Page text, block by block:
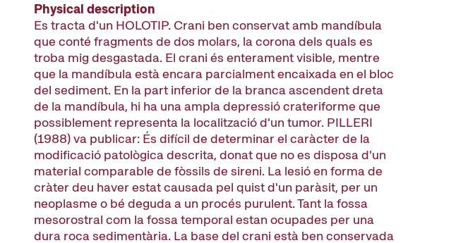
Physical description
Es tracta d'un HOLOTIP. Crani ben conservat amb mandíbula
que conté fragments de dos molars, la corona dels quals es
troba mig desgastada. El crani és enterament visible, mentre
que la mandíbula està encara parcialment encaixada en el bloc
del sediment. En la part inferior de la branca ascendent dreta
de la mandíbula, hi ha una ampla depressió crateriforme que
possiblement representa la localització d'un tumor. PILLERI
(1988) va publicar: És difícil de determinar el caràcter de la
modificació patològica descrita, donat que no es disposa d'un
material comparable de fòssils de sireni. La lesió en forma de
cràter deu haver estat causada pel quist d'un paràsit, per un
neoplasme o bé deguda a un procés purulent. Tant la fossa
mesorostral com la fossa temporal estan ocupades per una
dura roca sedimentària. La base del crani està ben conservada